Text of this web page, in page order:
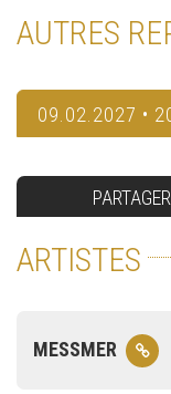
AUTRES
09.02.2027 •
PARTAGER
ARTISTES
MESSMER